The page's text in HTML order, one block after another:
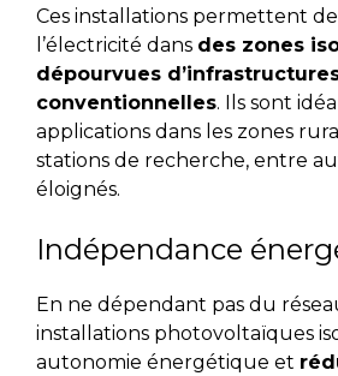
Ces installations permettent
l’électricité dans des zones
dépourvues
conventionnelles. Ils sont
applications dans les zones
stations de recherche, entre
éloignés.
Indépendance
En ne dépendant pas du
installations photovoltaïques
autonomie énergétique et